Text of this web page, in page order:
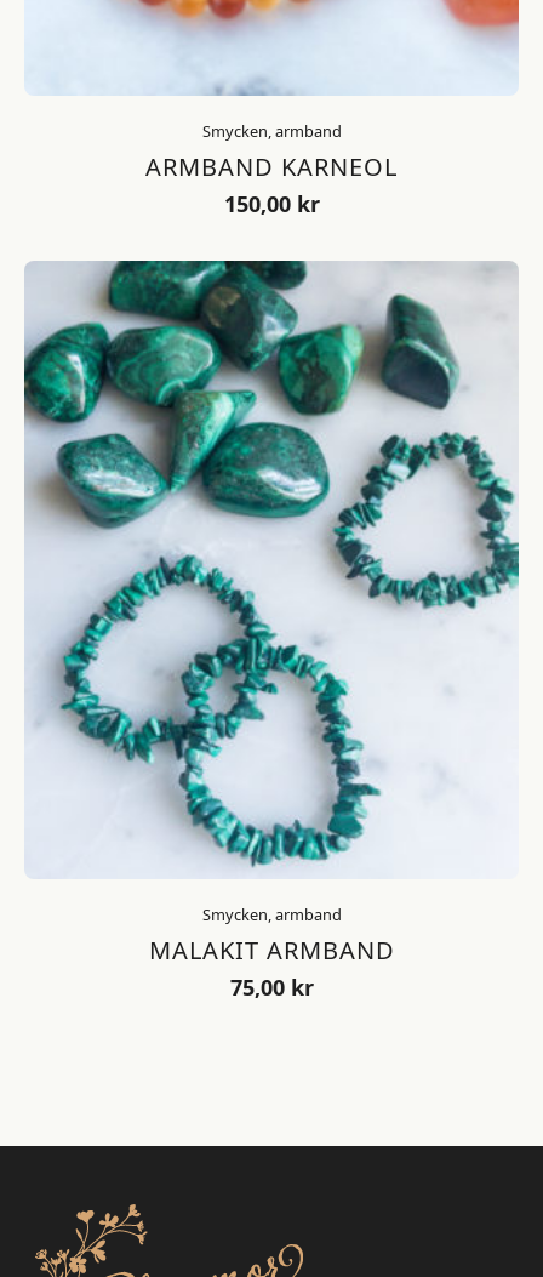
Smycken, armband
ARMBAND KARNEOL
150,00 kr
Smycken, armband
MALAKIT ARMBAND
75,00 kr